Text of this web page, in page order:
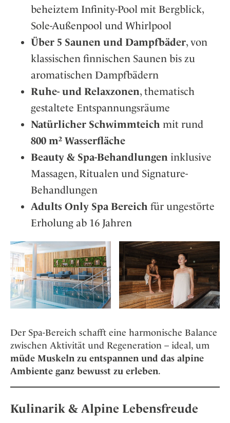
beheiztem Infinity-Pool mit Bergblick,
Sole-Außenpool und Whirlpool
Über 5 Saunen und Dampfbäder, von
klassischen finnischen Saunen bis zu
aromatischen Dampfbädern
Ruhe- und Relaxzonen, thematisch
gestaltete Entspannungsräume
Natürlicher Schwimmteich mit rund
800 m² Wasserfläche
Beauty & Spa-Behandlungen inklusive
Massagen, Ritualen und Signature-
Behandlungen
Adults Only Spa Bereich für ungestörte
Erholung ab 16 Jahren
Der Spa-Bereich schafft eine harmonische Balance
zwischen Aktivität und Regeneration – ideal, um
müde Muskeln zu entspannen und das alpine
Ambiente ganz bewusst zu erleben.
Kulinarik & Alpine Lebensfreude